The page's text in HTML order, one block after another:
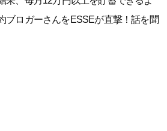
ブロガーさんをESSEが直撃！話を聞